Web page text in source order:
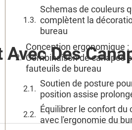
Des
Schemas de couleurs
complètent la
bureau
Conception ergonomique :
Combinaison de canapés
fauteuils de bureau
Soutien de posture
position assise
Équilibrer le confort du
avec l'ergonomie du